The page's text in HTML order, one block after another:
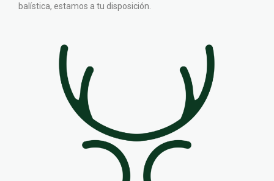
balística, estamos a tu disposición.